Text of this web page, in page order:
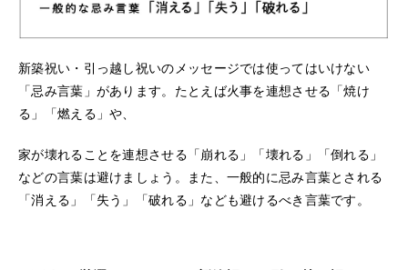
新築祝い・引っ越し祝いのメッセージでは使ってはいけない
「忌み言葉」があります。たとえば火事を連想させる「焼け
る」「燃える」や、
家が壊れることを連想させる「崩れる」「壊れる」「倒れる」
などの言葉は避けましょう。また、一般的に忌み言葉とされる
「消える」「失う」「破れる」なども避けるべき言葉です。